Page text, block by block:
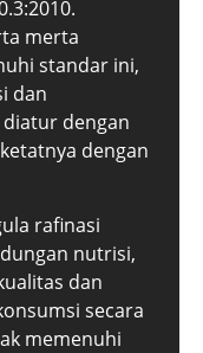
merta
standar ini,
dan
dengan
dengan
rafinasi
nutrisi,
dan
secara
memenuhi